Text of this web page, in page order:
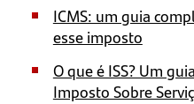
ICMS: um guia
esse imposto
O que é ISS? Um
Imposto Sobre